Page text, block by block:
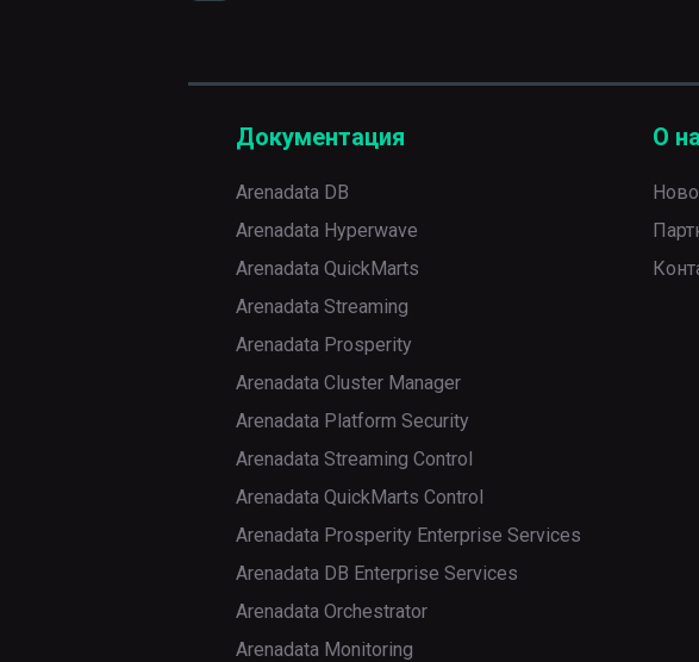
Документация
Arenadata DB
Arenadata Hyperwave
Arenadata QuickMarts
Arenadata Streaming
Arenadata Prosperity
Arenadata Cluster Manager
Arenadata Platform Security
Arenadata Streaming Control
Arenadata QuickMarts Control
Arenadata Prosperity Enterprise Services
Arenadata DB Enterprise Services
Arenadata Orchestrator
Arenadata Monitoring
О